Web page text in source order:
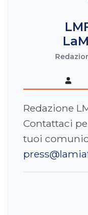
Redazione
Contattaci
tuoi